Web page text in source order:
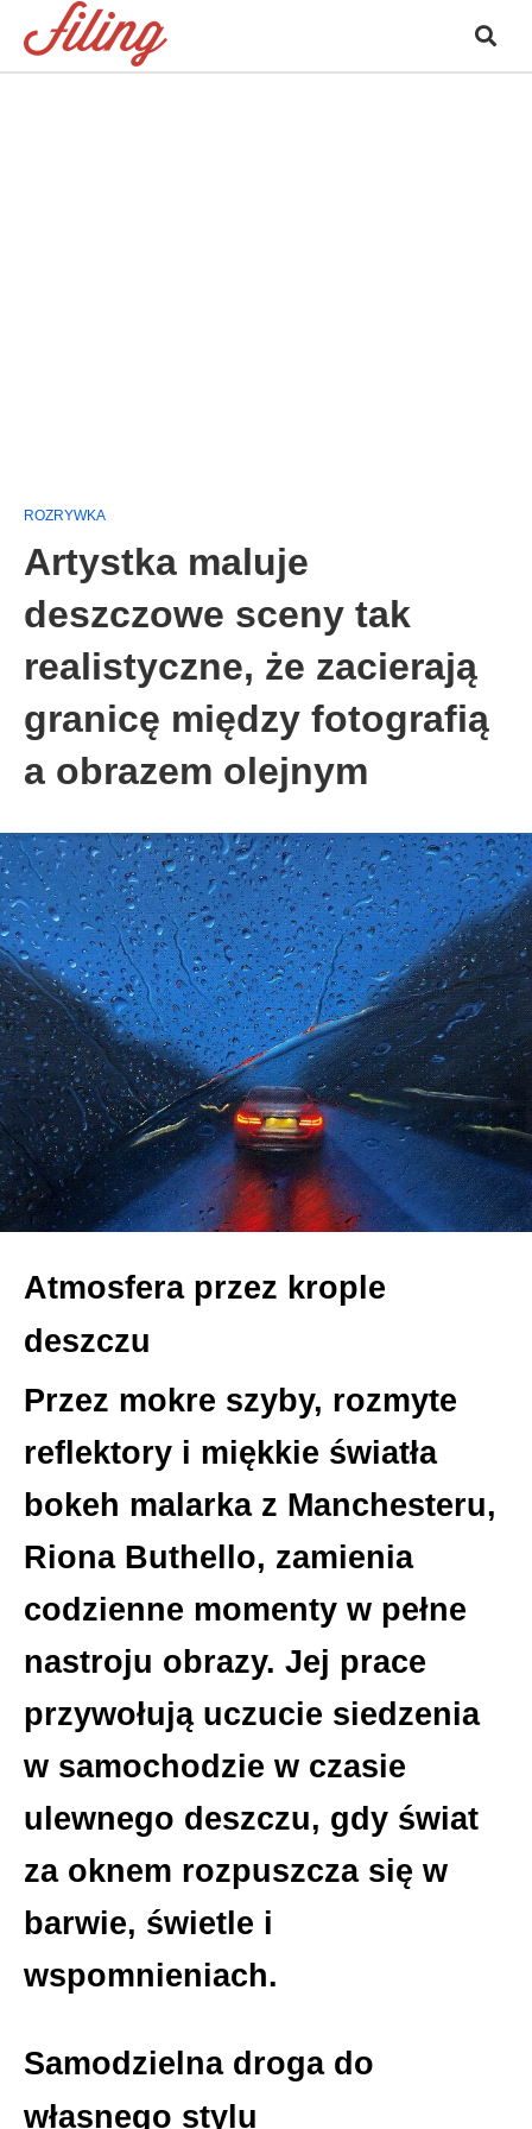
ROZRYWKA
Artystka maluje
deszczowe sceny tak
realistyczne, że zacierają
granicę między fotografią
a obrazem olejnym
Atmosfera przez krople
deszczu
Przez mokre szyby, rozmyte
reflektory i miękkie światła
bokeh malarka z Manchesteru,
Riona Buthello, zamienia
codzienne momenty w pełne
nastroju obrazy. Jej prace
przywołują uczucie siedzenia
w samochodzie w czasie
ulewnego deszczu, gdy świat
za oknem rozpuszcza się w
barwie, świetle i
wspomnieniach.
Samodzielna droga do
własnego stylu